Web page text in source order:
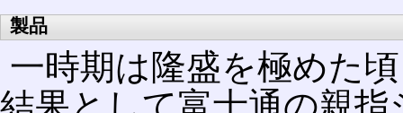
製品
一時期は隆盛を極めた